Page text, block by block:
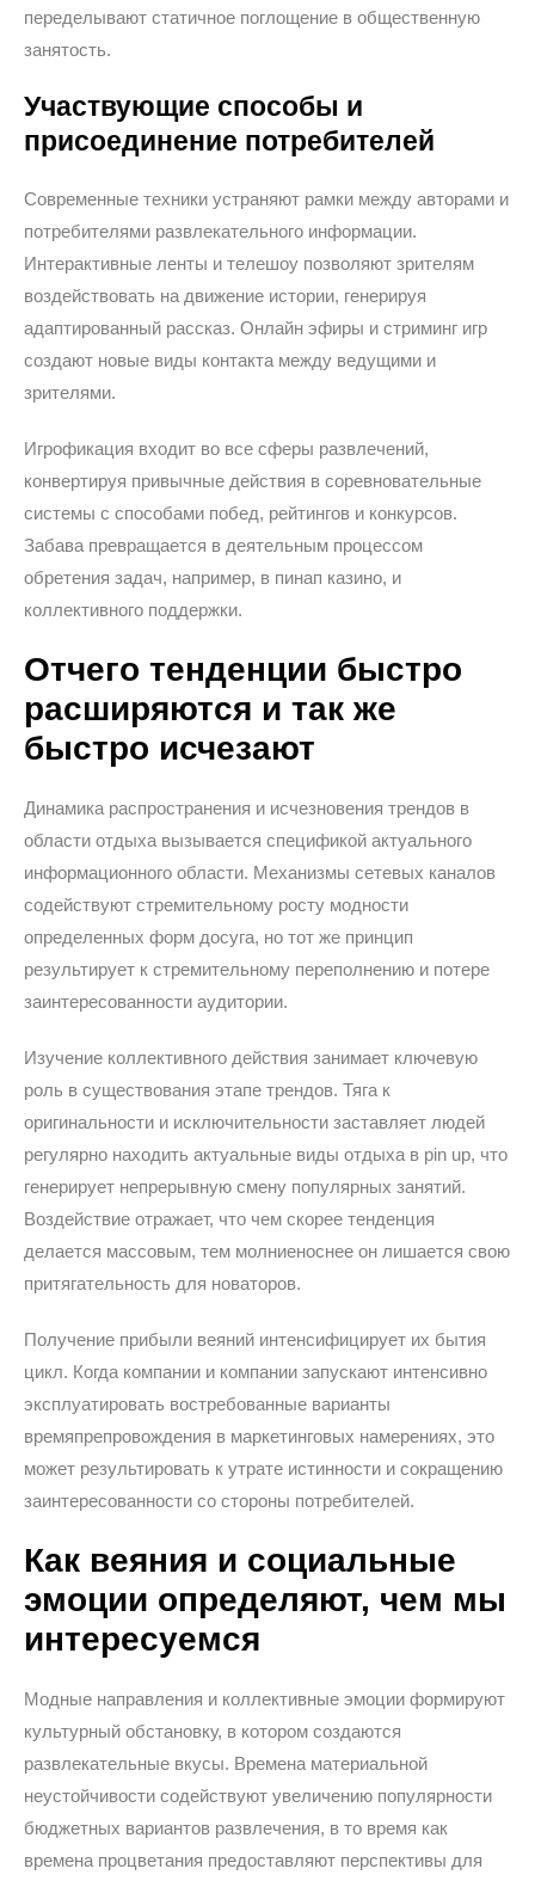
переделывают статичное поглощение в общественную
занятость.
Участвующие способы и
присоединение потребителей
Современные техники устраняют рамки между авторами и
потребителями развлекательного информации.
Интерактивные ленты и телешоу позволяют зрителям
воздействовать на движение истории, генерируя
адаптированный рассказ. Онлайн эфиры и стриминг игр
создают новые виды контакта между ведущими и
зрителями.
Игрофикация входит во все сферы развлечений,
конвертируя привычные действия в соревновательные
системы с способами побед, рейтингов и конкурсов.
Забава превращается в деятельным процессом
обретения задач, например, в пинап казино, и
коллективного поддержки.
Отчего тенденции быстро
расширяются и так же
быстро исчезают
Динамика распространения и исчезновения трендов в
области отдыха вызывается спецификой актуального
информационного области. Механизмы сетевых каналов
содействуют стремительному росту модности
определенных форм досуга, но тот же принцип
результирует к стремительному переполнению и потере
заинтересованности аудитории.
Изучение коллективного действия занимает ключевую
роль в существования этапе трендов. Тяга к
оригинальности и исключительности заставляет людей
регулярно находить актуальные виды отдыха в pin up, что
генерирует непрерывную смену популярных занятий.
Воздействие отражает, что чем скорее тенденция
делается массовым, тем молниеноснее он лишается свою
притягательность для новаторов.
Получение прибыли веяний интенсифицирует их бытия
цикл. Когда компании и компании запускают интенсивно
эксплуатировать востребованные варианты
времяпрепровождения в маркетинговых намерениях, это
может результировать к утрате истинности и сокращению
заинтересованности со стороны потребителей.
Как веяния и социальные
эмоции определяют, чем мы
интересуемся
Модные направления и коллективные эмоции формируют
культурный обстановку, в котором создаются
развлекательные вкусы. Времена материальной
неустойчивости содействуют увеличению популярности
бюджетных вариантов развлечения, в то время как
времена процветания предоставляют перспективы для